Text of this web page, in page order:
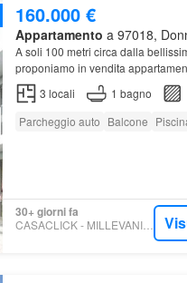
160.000 €
Appartamento a 97018,
A soli 100 metri circa dalla
proponiamo in vendita
livello con
piscina
3 locali 1 bagno
Parcheggio auto Balcone
30+ giorni fa
CASACLICK - MILLEVANI IMMOBILIARE